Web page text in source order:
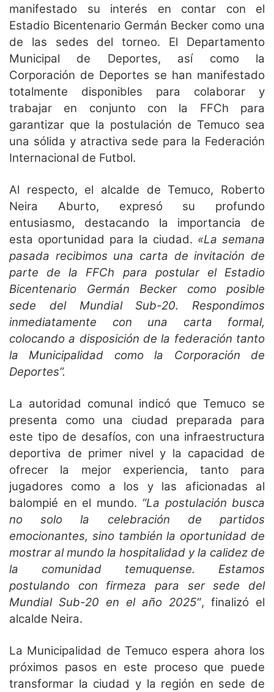
manifestado su interés en contar con el
Estadio Bicentenario Germán Becker como una
de las sedes del torneo. El Departamento
Municipal de Deportes, así como la
Corporación de Deportes se han manifestado
totalmente disponibles para colaborar y
trabajar en conjunto con la FFCh para
garantizar que la postulación de Temuco sea
una sólida y atractiva sede para la Federación
Internacional de Futbol.
Al respecto, el alcalde de Temuco, Roberto
Neira Aburto, expresó su profundo
entusiasmo, destacando la importancia de
esta oportunidad para la ciudad. «La semana
pasada recibimos una carta de invitación de
parte de la FFCh para postular el Estadio
Bicentenario Germán Becker como posible
sede del Mundial Sub-20. Respondimos
inmediatamente con una carta formal,
colocando a disposición de la federación tanto
la Municipalidad como la Corporación de
Deportes”.
La autoridad comunal indicó que Temuco se
presenta como una ciudad preparada para
este tipo de desafíos, con una infraestructura
deportiva de primer nivel y la capacidad de
ofrecer la mejor experiencia, tanto para
jugadores como a los y las aficionadas al
balompié en el mundo. “La postulación busca
no solo la celebración de partidos
emocionantes, sino también la oportunidad de
mostrar al mundo la hospitalidad y la calidez de
la comunidad temuquense. Estamos
postulando con firmeza para ser sede del
Mundial Sub-20 en el año 2025″, finalizó el
alcalde Neira.
La Municipalidad de Temuco espera ahora los
próximos pasos en este proceso que puede
transformar la ciudad y la región en sede de